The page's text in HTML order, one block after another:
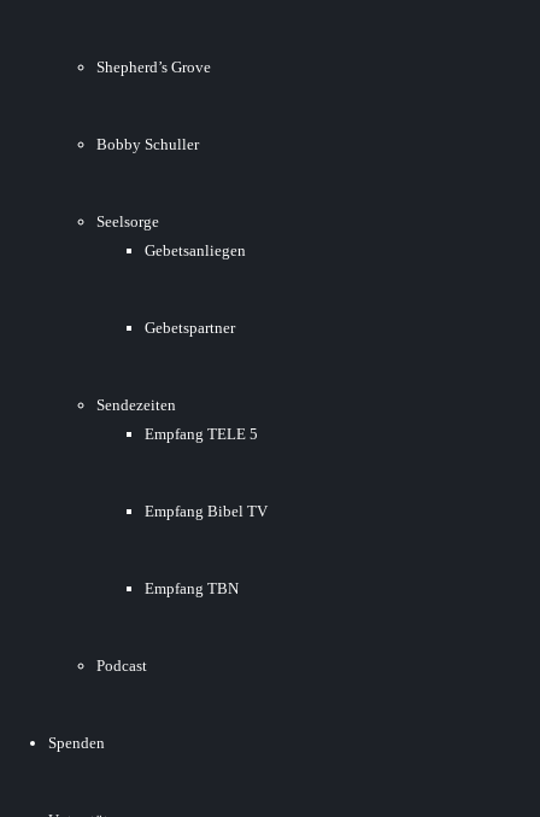
Shepherd’s Grove
Bobby Schuller
Seelsorge
Gebetsanliegen
Gebetspartner
Sendezeiten
Empfang TELE 5
Empfang Bibel TV
Empfang TBN
Podcast
Spenden